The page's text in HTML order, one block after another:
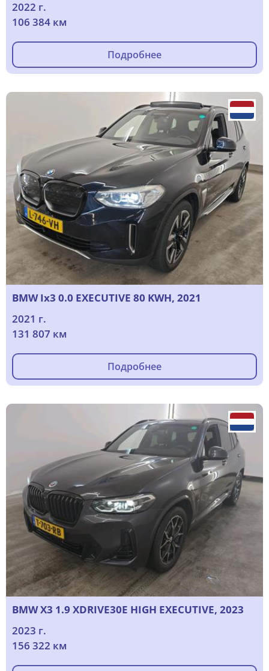
2022 г.
106 384 км
Подробнее
BMW Ix3 0.0 EXECUTIVE 80 KWH, 2021
2021 г.
131 807 км
Подробнее
BMW X3 1.9 XDRIVE30E HIGH EXECUTIVE, 2023
2023 г.
156 322 км